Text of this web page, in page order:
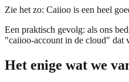
Zie het zo: Caiioo is een heel
Een praktisch gevolg: als ons
"caiioo-account in de cloud" dat
Het enige wat we